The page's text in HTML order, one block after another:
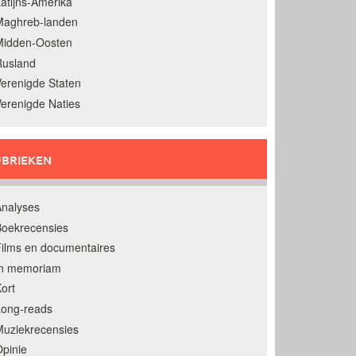
landen
Oosten
Staten
Naties
en documentaires
memoriam
reads